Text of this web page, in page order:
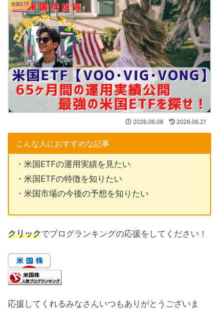
米国ETF
2026.06.08 2026.06.21
こんな人におすすめな記事
・米国ETFの運用実績を見たい
・米国ETFの特徴を知りたい
・米国市場の今後の予想を知りたい
クリックでブログランキングの応援をしてください！
応援してくれるみなさんいつもありがとうございま